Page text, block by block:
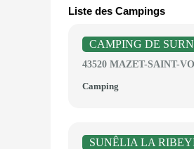
Liste des Campings
CAMPING DE
43520 MAZET-SAINT-
Camping
SUNÊLIA LA